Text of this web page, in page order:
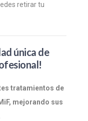
retirar tu
única de
tratamientos de
mejorando sus